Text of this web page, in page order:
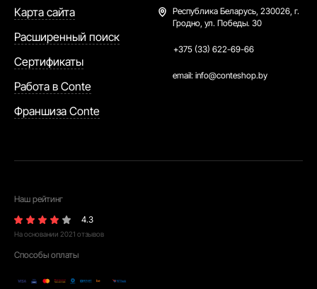
Карта сайта
Расширенный поиск
Сертификаты
Работа в Conte
Франшиза Conte
Республика Беларусь, 230026, г.
Гродно, ул. Победы. 30
+375 (33) 622-69-66
email: info@conteshop.by
Наш рейтинг
4.3
На основании 2021 отзывов
Способы оплаты